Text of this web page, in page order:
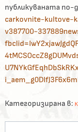
публикуваната по-
carkovnite-kultove-
v387700-
Категоризирана в: